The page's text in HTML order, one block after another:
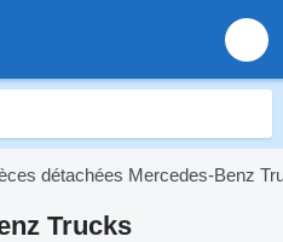
détachées Mercedes-Benz
Trucks